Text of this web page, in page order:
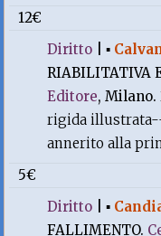
12€
Diritto |▪
RIABILITATIVA
Editore, Milano.
rigida
annerito alla
5€
Diritto |▪
FALLIMENTO.